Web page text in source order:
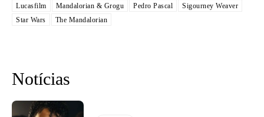
Lucasfilm
Mandalorian & Grogu Pedro Pascal
Sigourney Weaver
Star Wars
The Mandalorian
Notícias